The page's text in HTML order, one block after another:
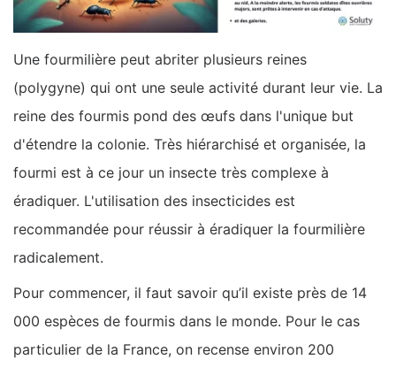
Une fourmilière peut abriter plusieurs reines
(polygyne) qui ont une seule activité durant leur vie. La
reine des fourmis pond des œufs dans l'unique but
d'étendre la colonie. Très hiérarchisé et organisée, la
fourmi est à ce jour un insecte très complexe à
éradiquer. L'utilisation des insecticides est
recommandée pour réussir à éradiquer la fourmilière
radicalement.
Pour commencer, il faut savoir qu’il existe près de 14
000 espèces de fourmis dans le monde. Pour le cas
particulier de la France, on recense environ 200